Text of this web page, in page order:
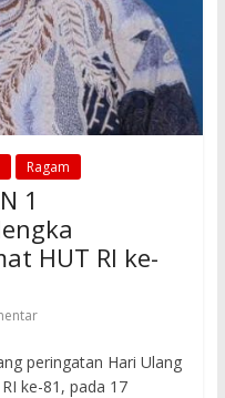
Ragam
1
HUT RI ke-
peringatan Hari Ulang
ke-81, pada 17